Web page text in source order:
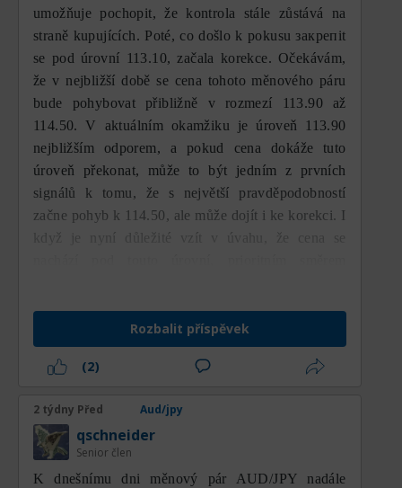
umožňuje pochopit, že kontrola stále zůstává na
straně kupujících. Poté, co došlo k pokusu закрепit
se pod úrovní 113.10, začala korekce. Očekávám,
že v nejbližší době se cena tohoto měnového páru
bude pohybovat přibližně v rozmezí 113.90 až
114.50. V aktuálním okamžiku je úroveň 113.90
nejbližším odporem, a pokud cena dokáže tuto
úroveň překonat, může to být jedním z prvních
signálů k tomu, že s největší pravděpodobností
začne pohyb k 114.50, ale může dojít i ke korekci. I
když je nyní důležité vzít v úvahu, že cena se
Rozbalit příspěvek
(2)
2 týdny Před Aud/jpy
qschneider
Senior člen
K dnešnímu dni měnový pár AUD/JPY nadále